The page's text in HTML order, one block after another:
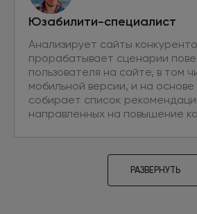
Юзабилити-специалист
Анализирует сайты
прорабатывает сценарии
пользователя на сайте, в том
мобильной версии, и на
собирает список
направленных на повышение
РАЗВЕРНУТЬ